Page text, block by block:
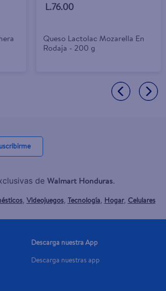
L.76.00
Queso Lactolac Mozarella En
Rodaja - 200 g
de Walmart Honduras.
, Videojuegos, Tecnología, Hogar, Celulares
Descarga nuestra App
Descarga nuestras app